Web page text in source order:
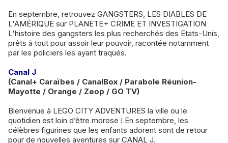
En septembre, retrouvez GANGSTERS, LES DIABLES DE
L'AMÉRIQUE sur PLANETE+ CRIME ET INVESTIGATION
L'histoire des gangsters les plus recherchés des Etats-Unis,
prêts à tout pour assoir leur pouvoir, racontée notamment
par les policiers les ayant traqués.
Canal J
(Canal+ Caraïbes / CanalBox / Parabole Réunion-
Mayotte / Orange / Zeop / GO TV)
Bienvenue à LEGO CITY ADVENTURES la ville ou le
quotidien est loin d’être morose ! En septembre, les
célèbres figurines que les enfants adorent sont de retour
pour de nouvelles aventures sur CANAL J.